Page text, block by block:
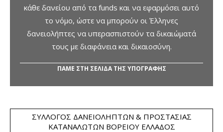
κάθε δανείου από τα funds και να εφαρμόσει αυτό
το νόμο, ώστε να μπορούν οι Έλληνες
δανειολήπτες να υπερασπιστούν τα δικαιώματά
τους με διαφάνεια και δικαιοσύνη.
ΠΑΜΕ ΣΤΗ ΣΕΛΙΔΑ ΤΗΣ ΥΠΟΓΡΑΦΗΣ
ΣΎΛΛΟΓΟΣ ΔΑΝΕΙΟΛΗΠΤΏΝ & ΠΡΟΣΤΑΣΊΑΣ
ΚΑΤΑΝΑΛΩΤΏΝ ΒΟΡΕΊΟΥ ΕΛΛΆΔΟΣ